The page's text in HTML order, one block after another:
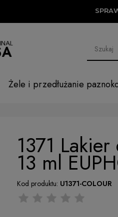
Żele i przedłużanie
1371
13 ml
Kod produktu: U1371-COLOUR